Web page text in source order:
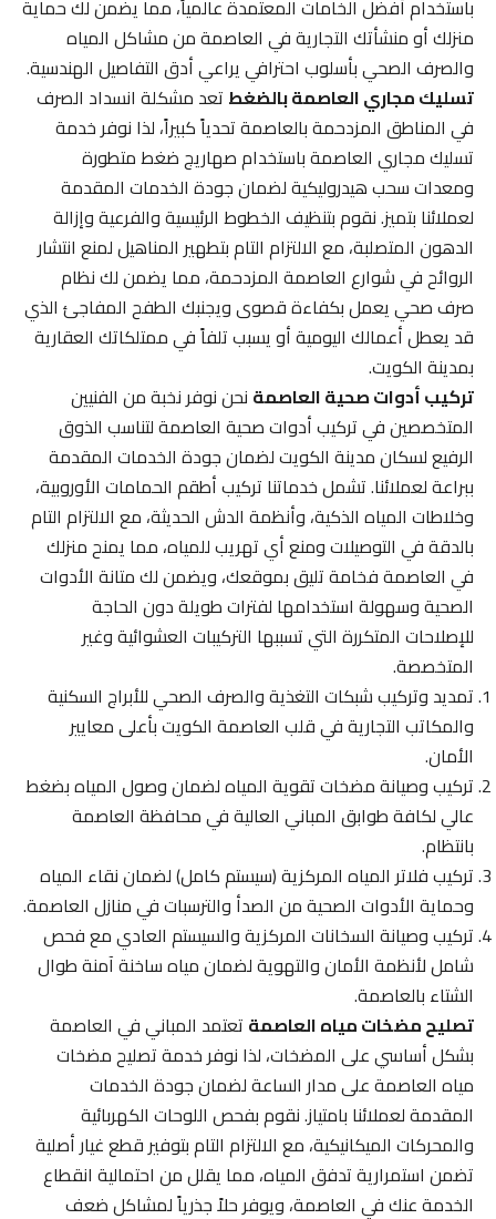
باستخدام أفضل الخامات المعتمدة عالمياً، مما يضمن لك حماية
منزلك أو منشأتك التجارية في العاصمة من مشاكل المياه
والصرف الصحي بأسلوب احترافي يراعي أدق التفاصيل الهندسية.
تسليك مجاري العاصمة بالضغطتعد مشكلة انسداد الصرف
في المناطق المزدحمة بالعاصمة تحدياً كبيراً، لذا نوفر خدمة
تسليك مجاري العاصمة باستخدام صهاريج ضغط متطورة
ومعدات سحب هيدروليكية لضمان جودة الخدمات المقدمة
لعملائنا بتميز. نقوم بتنظيف الخطوط الرئيسية والفرعية وإزالة
الدهون المتصلبة، مع الالتزام التام بتطهير المناهيل لمنع انتشار
الروائح في شوارع العاصمة المزدحمة، مما يضمن لك نظام
صرف صحي يعمل بكفاءة قصوى ويجنبك الطفح المفاجئ الذي
قد يعطل أعمالك اليومية أو يسبب تلفاً في ممتلكاتك العقارية
بمدينة الكويت.
تركيب أدوات صحية العاصمةنحن نوفر نخبة من الفنيين
المتخصصين في تركيب أدوات صحية العاصمة لتناسب الذوق
الرفيع لسكان مدينة الكويت لضمان جودة الخدمات المقدمة
ببراعة لعملائنا. تشمل خدماتنا تركيب أطقم الحمامات الأوروبية،
وخلاطات المياه الذكية، وأنظمة الدش الحديثة، مع الالتزام التام
بالدقة في التوصيلات ومنع أي تهريب للمياه، مما يمنح منزلك
في العاصمة فخامة تليق بموقعك، ويضمن لك متانة الأدوات
الصحية وسهولة استخدامها لفترات طويلة دون الحاجة
للإصلاحات المتكررة التي تسببها التركيبات العشوائية وغير
المتخصصة.
تمديد وتركيب شبكات التغذية والصرف الصحي للأبراج السكنية
والمكاتب التجارية في قلب العاصمة الكويت بأعلى معايير
الأمان.
تركيب وصيانة مضخات تقوية المياه لضمان وصول المياه بضغط
عالي لكافة طوابق المباني العالية في محافظة العاصمة
بانتظام.
تركيب فلاتر المياه المركزية (سيستم كامل) لضمان نقاء المياه
وحماية الأدوات الصحية من الصدأ والترسبات في منازل العاصمة.
تركيب وصيانة السخانات المركزية والسيستم العادي مع فحص
شامل لأنظمة الأمان والتهوية لضمان مياه ساخنة آمنة طوال
الشتاء بالعاصمة.
تصليح مضخات مياه العاصمةتعتمد المباني في العاصمة
بشكل أساسي على المضخات، لذا نوفر خدمة تصليح مضخات
مياه العاصمة على مدار الساعة لضمان جودة الخدمات
المقدمة لعملائنا بامتياز. نقوم بفحص اللوحات الكهربائية
والمحركات الميكانيكية، مع الالتزام التام بتوفير قطع غيار أصلية
تضمن استمرارية تدفق المياه، مما يقلل من احتمالية انقطاع
الخدمة عنك في العاصمة، ويوفر حلاً جذرياً لمشاكل ضعف